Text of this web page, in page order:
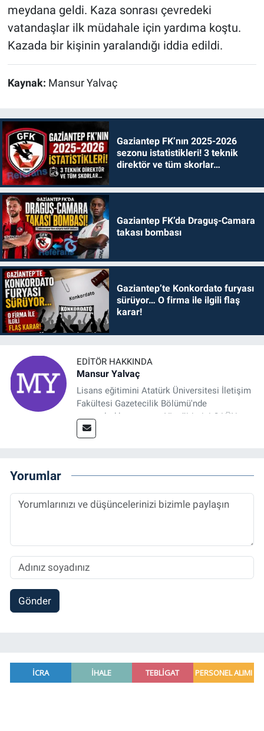
meydana geldi. Kaza sonrası çevredeki
vatandaşlar ilk müdahale için yardıma koştu.
Kazada bir kişinin yaralandığı iddia edildi.
Kaynak: Mansur Yalvaç
Gaziantep FK’nın 2025-2026
sezonu istatistikleri! 3 teknik
direktör ve tüm skorlar…
Gaziantep FK’da Draguş-Camara
takası bombası
Gaziantep’te Konkordato furyası
sürüyor… O firma ile ilgili flaş
karar!
EDITÖR HAKKINDA
Mansur Yalvaç
Lisans eğitimini Atatürk Üniversitesi İletişim
Fakültesi Gazetecilik Bölümü'nde
tamamladıktan sonra, YL eğitimini GAÜN
Sosyal Bilimler Enstitüsü'nde İletişim ve T. D.
Spor, Sağlık ve Ekonomi Editörü olarak
sürdürmektedir.
Yorumlar
Gönder